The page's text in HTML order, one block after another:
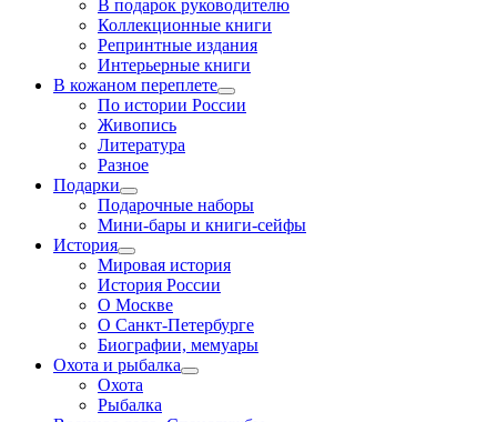
В подарок руководителю
Коллекционные книги
Репринтные издания
Интерьерные книги
В кожаном переплете
По истории России
Живопись
Литература
Разное
Подарки
Подарочные наборы
Мини-бары и книги-сейфы
История
Мировая история
История России
О Москве
О Санкт-Петербурге
Биографии, мемуары
Охота и рыбалка
Охота
Рыбалка